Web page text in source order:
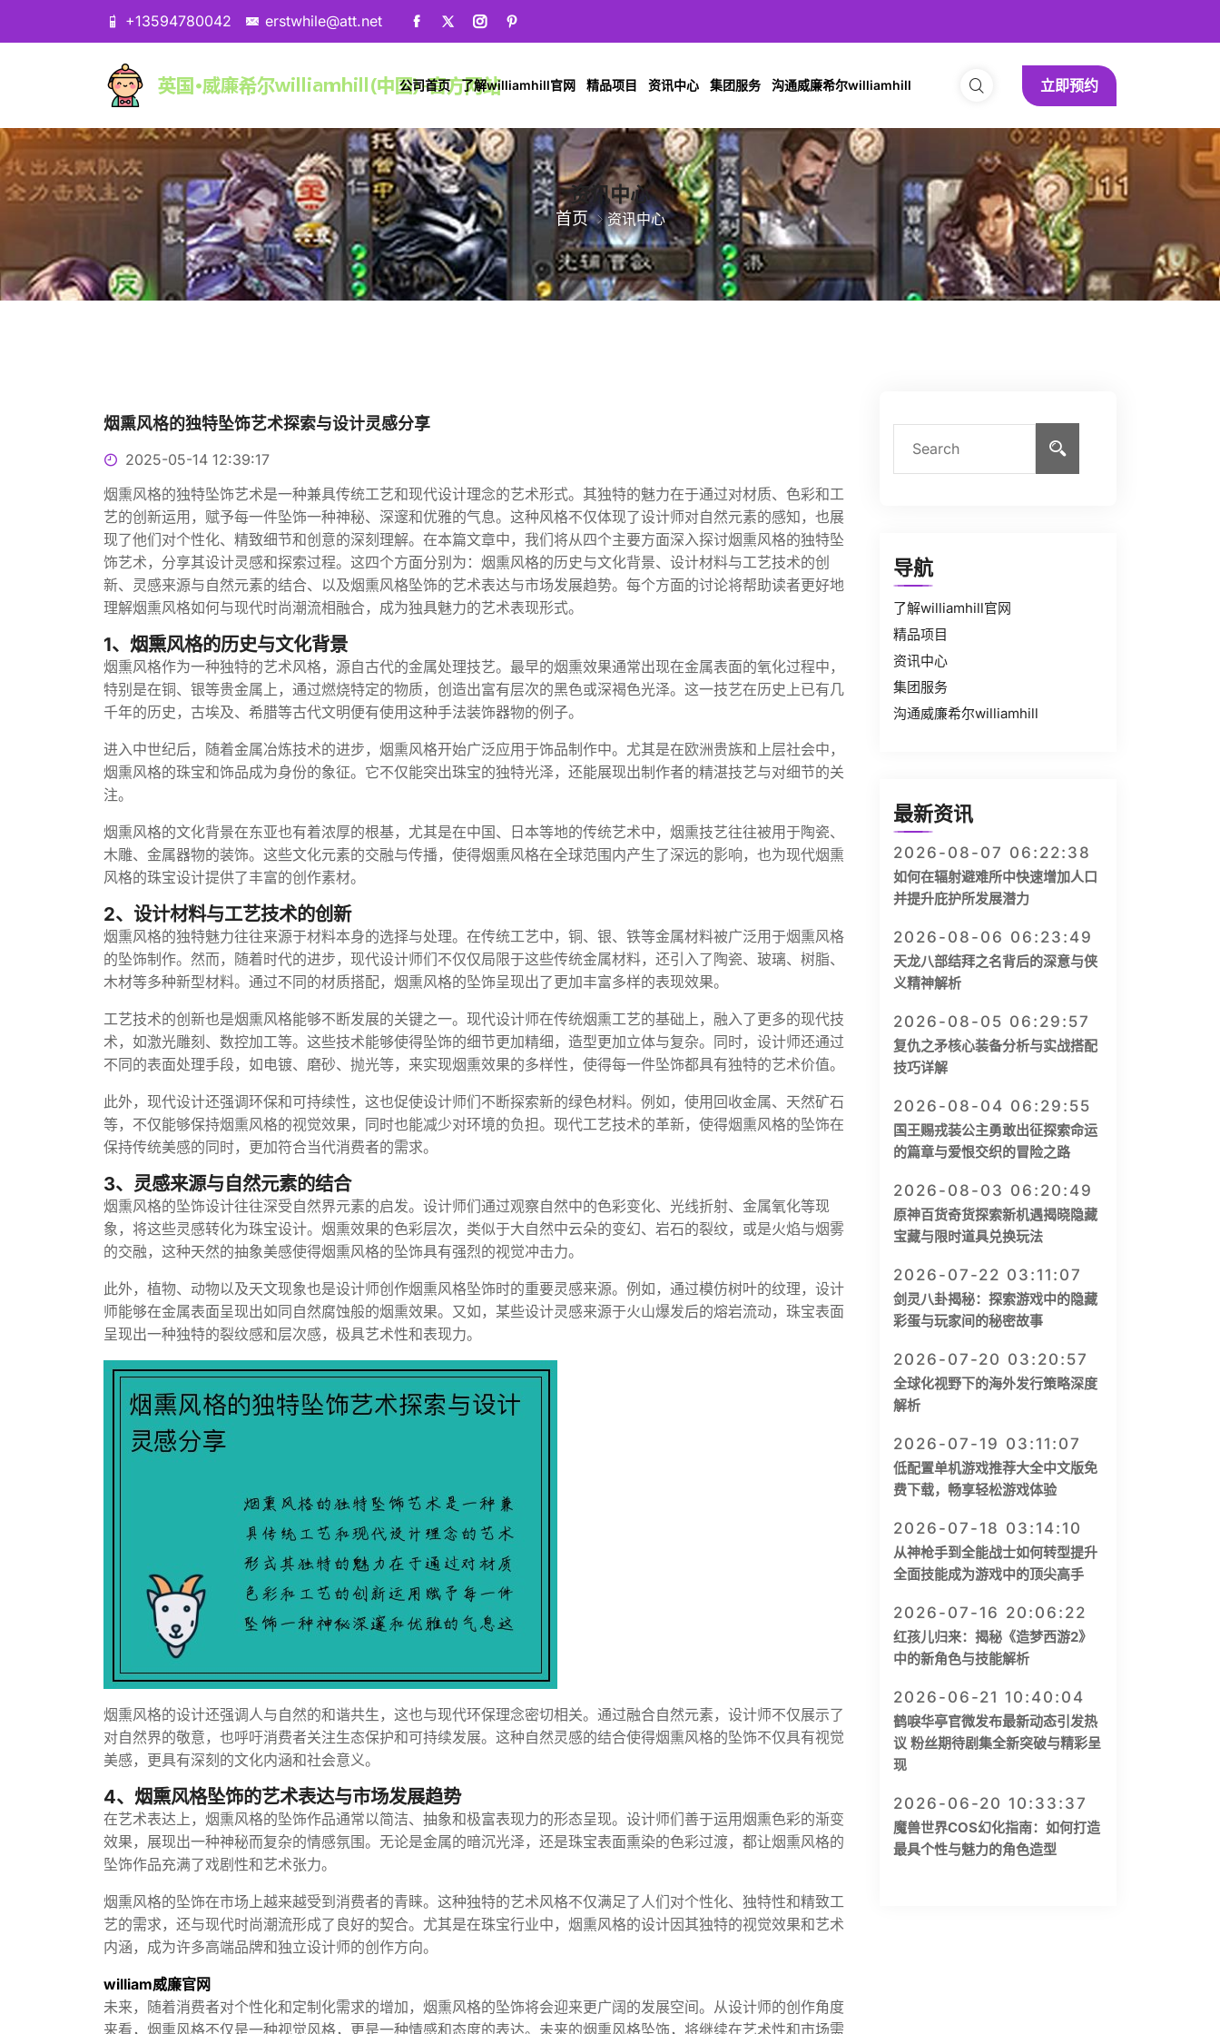
+13594780042 erstwhile@att.net
公司首页 了解williamhill官网 精品项目 资讯中心 集团服务 沟通威廉希尔williamhill 立即预约
资讯中心
首页 资讯中心
烟熏风格的独特坠饰艺术探索与设计灵感分享
2025-05-14 12:39:17
烟熏风格的独特坠饰艺术是一种兼具传统工艺和现代设计理念的艺术形式。其独特的魅力在于通过对材质、色彩和工
艺的创新运用，赋予每一件坠饰一种神秘、深邃和优雅的气息。这种风格不仅体现了设计师对自然元素的感知，也展
现了他们对个性化、精致细节和创意的深刻理解。在本篇文章中，我们将从四个主要方面深入探讨烟熏风格的独特坠
饰艺术，分享其设计灵感和探索过程。这四个方面分别为：烟熏风格的历史与文化背景、设计材料与工艺技术的创
新、灵感来源与自然元素的结合、以及烟熏风格坠饰的艺术表达与市场发展趋势。每个方面的讨论将帮助读者更好地
理解烟熏风格如何与现代时尚潮流相融合，成为独具魅力的艺术表现形式。
1、烟熏风格的历史与文化背景
烟熏风格作为一种独特的艺术风格，源自古代的金属处理技艺。最早的烟熏效果通常出现在金属表面的氧化过程中，
特别是在铜、银等贵金属上，通过燃烧特定的物质，创造出富有层次的黑色或深褐色光泽。这一技艺在历史上已有几
千年的历史，古埃及、希腊等古代文明便有使用这种手法装饰器物的例子。
进入中世纪后，随着金属冶炼技术的进步，烟熏风格开始广泛应用于饰品制作中。尤其是在欧洲贵族和上层社会中，
烟熏风格的珠宝和饰品成为身份的象征。它不仅能突出珠宝的独特光泽，还能展现出制作者的精湛技艺与对细节的关
注。
烟熏风格的文化背景在东亚也有着浓厚的根基，尤其是在中国、日本等地的传统艺术中，烟熏技艺往往被用于陶瓷、
木雕、金属器物的装饰。这些文化元素的交融与传播，使得烟熏风格在全球范围内产生了深远的影响，也为现代烟熏
风格的珠宝设计提供了丰富的创作素材。
2、设计材料与工艺技术的创新
烟熏风格的独特魅力往往来源于材料本身的选择与处理。在传统工艺中，铜、银、铁等金属材料被广泛用于烟熏风格
的坠饰制作。然而，随着时代的进步，现代设计师们不仅仅局限于这些传统金属材料，还引入了陶瓷、玻璃、树脂、
木材等多种新型材料。通过不同的材质搭配，烟熏风格的坠饰呈现出了更加丰富多样的表现效果。
工艺技术的创新也是烟熏风格能够不断发展的关键之一。现代设计师在传统烟熏工艺的基础上，融入了更多的现代技
术，如激光雕刻、数控加工等。这些技术能够使得坠饰的细节更加精细，造型更加立体与复杂。同时，设计师还通过
不同的表面处理手段，如电镀、磨砂、抛光等，来实现烟熏效果的多样性，使得每一件坠饰都具有独特的艺术价值。
此外，现代设计还强调环保和可持续性，这也促使设计师们不断探索新的绿色材料。例如，使用回收金属、天然矿石
等，不仅能够保持烟熏风格的视觉效果，同时也能减少对环境的负担。现代工艺技术的革新，使得烟熏风格的坠饰在
保持传统美感的同时，更加符合当代消费者的需求。
3、灵感来源与自然元素的结合
烟熏风格的坠饰设计往往深受自然界元素的启发。设计师们通过观察自然中的色彩变化、光线折射、金属氧化等现
象，将这些灵感转化为珠宝设计。烟熏效果的色彩层次，类似于大自然中云朵的变幻、岩石的裂纹，或是火焰与烟雾
的交融，这种天然的抽象美感使得烟熏风格的坠饰具有强烈的视觉冲击力。
此外，植物、动物以及天文现象也是设计师创作烟熏风格坠饰时的重要灵感来源。例如，通过模仿树叶的纹理，设计
师能够在金属表面呈现出如同自然腐蚀般的烟熏效果。又如，某些设计灵感来源于火山爆发后的熔岩流动，珠宝表面
呈现出一种独特的裂纹感和层次感，极具艺术性和表现力。
烟熏风格的设计还强调人与自然的和谐共生，这也与现代环保理念密切相关。通过融合自然元素，设计师不仅展示了
对自然界的敬意，也呼吁消费者关注生态保护和可持续发展。这种自然灵感的结合使得烟熏风格的坠饰不仅具有视觉
美感，更具有深刻的文化内涵和社会意义。
4、烟熏风格坠饰的艺术表达与市场发展趋势
在艺术表达上，烟熏风格的坠饰作品通常以简洁、抽象和极富表现力的形态呈现。设计师们善于运用烟熏色彩的渐变
效果，展现出一种神秘而复杂的情感氛围。无论是金属的暗沉光泽，还是珠宝表面熏染的色彩过渡，都让烟熏风格的
坠饰作品充满了戏剧性和艺术张力。
烟熏风格的坠饰在市场上越来越受到消费者的青睐。这种独特的艺术风格不仅满足了人们对个性化、独特性和精致工
艺的需求，还与现代时尚潮流形成了良好的契合。尤其是在珠宝行业中，烟熏风格的设计因其独特的视觉效果和艺术
内涵，成为许多高端品牌和独立设计师的创作方向。
william威廉官网
未来，随着消费者对个性化和定制化需求的增加，烟熏风格的坠饰将会迎来更广阔的发展空间。从设计师的创作角度
来看，烟熏风格不仅是一种视觉风格，更是一种情感和态度的表达。未来的烟熏风格坠饰，将继续在艺术性和市场需
导航
了解williamhill官网
精品项目
资讯中心
集团服务
沟通威廉希尔williamhill
最新资讯
2026-08-07 06:22:38
如何在辐射避难所中快速增加人口
并提升庇护所发展潜力
2026-08-06 06:23:49
天龙八部结拜之名背后的深意与侠
义精神解析
2026-08-05 06:29:57
复仇之矛核心装备分析与实战搭配
技巧详解
2026-08-04 06:29:55
国王赐戎装公主勇敢出征探索命运
的篇章与爱恨交织的冒险之路
2026-08-03 06:20:49
原神百货奇货探索新机遇揭晓隐藏
宝藏与限时道具兑换玩法
2026-07-22 03:11:07
剑灵八卦揭秘：探索游戏中的隐藏
彩蛋与玩家间的秘密故事
2026-07-20 03:20:57
全球化视野下的海外发行策略深度
解析
2026-07-19 03:11:07
低配置单机游戏推荐大全中文版免
费下载，畅享轻松游戏体验
2026-07-18 03:14:10
从神枪手到全能战士如何转型提升
全面技能成为游戏中的顶尖高手
2026-07-16 20:06:22
红孩儿归来：揭秘《造梦西游2》
中的新角色与技能解析
2026-06-21 10:40:04
鹤唳华亭官微发布最新动态引发热
议 粉丝期待剧集全新突破与精彩呈
现
2026-06-20 10:33:37
魔兽世界COS幻化指南：如何打造
最具个性与魅力的角色造型